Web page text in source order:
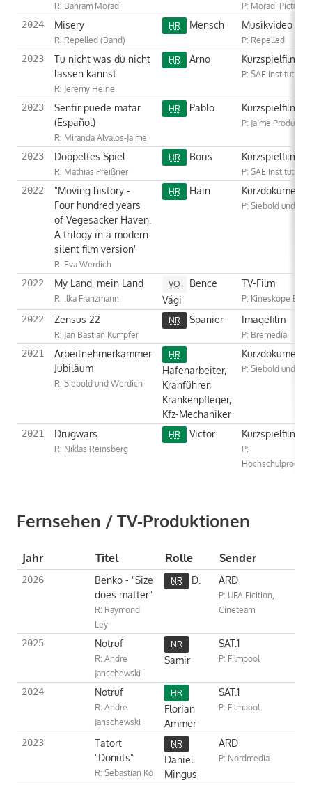
R: Bahram Moradi P: Moradi Pictures
2024 Misery
R: Repelled (Band)
HR Mensch Musikvideo
P: Repelled
2023
Tu nicht was du nicht
lassen kannst
R: Jeremy Heine
HR Arno Kurzspielfilm
P: SAE Institut
2023
Sentir puede matar
(Español)
R: Miranda Alvalos-Jaime
HR Pablo Kurzspielfilm
P: Jaime
2023 Doppeltes Spiel
R: Mathias Preißner
HR Boris Kurzspielfilm
P: SAE Institut
2022
"Moving history -
Four hundred years
of Vegesacker Haven.
A trilogy in a modern
silent film version"
R: Eva Werdich
HR Hain
P: Siebold und
2022 My Land, mein Land
R: Ilka Franzmann
VO
Bence
Vági
TV-Film
P: Kineskope
2022 Zensus 22
R: Jan Bastian Kumpfer
NR Spanier Imagefilm
P: Bremedia
2021
Arbeitnehmerkammer
Jubiläum
R: Siebold und Werdich
HR
Hafenarbeiter,
Kranführer,
Krankenpfleger,
Kfz-Mechaniker
P: Siebold und
2021 Drugwars
R: Niklas Reinsberg
HR Victor Kurzspielfilm
P:
Fernsehen / TV-Produktionen
Jahr Titel Rolle Sender
2026
Benko - "Size
does matter"
R: Raymond
Ley
NR D. ARD
P: UFA Ficition,
Cineteam
2025 Notruf
R: Andre
Janschewski
NR
Samir
SAT.1
P: Filmpool
2024 Notruf
R: Andre
Janschewski
HR
Florian
Ammer
SAT.1
P: Filmpool
2023
Tatort
"Donuts"
R: Sebastian Ko
NR
Daniel
Mingus
ARD
P: Nordmedia